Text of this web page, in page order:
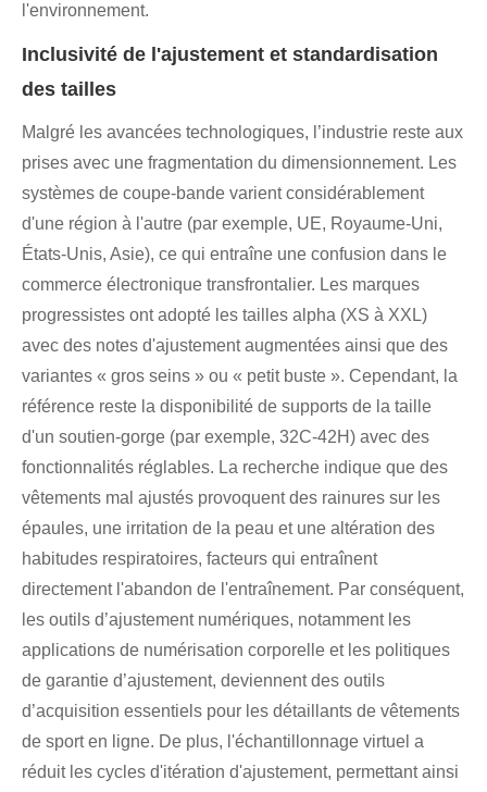
l'environnement.
Inclusivité de l'ajustement et standardisation
des tailles
Malgré les avancées technologiques, l’industrie reste aux
prises avec une fragmentation du dimensionnement. Les
systèmes de coupe-bande varient considérablement
d'une région à l'autre (par exemple, UE, Royaume-Uni,
États-Unis, Asie), ce qui entraîne une confusion dans le
commerce électronique transfrontalier. Les marques
progressistes ont adopté les tailles alpha (XS à XXL)
avec des notes d'ajustement augmentées ainsi que des
variantes « gros seins » ou « petit buste ». Cependant, la
référence reste la disponibilité de supports de la taille
d'un soutien-gorge (par exemple, 32C-42H) avec des
fonctionnalités réglables. La recherche indique que des
vêtements mal ajustés provoquent des rainures sur les
épaules, une irritation de la peau et une altération des
habitudes respiratoires, facteurs qui entraînent
directement l'abandon de l'entraînement. Par conséquent,
les outils d’ajustement numériques, notamment les
applications de numérisation corporelle et les politiques
de garantie d’ajustement, deviennent des outils
d’acquisition essentiels pour les détaillants de vêtements
de sport en ligne. De plus, l'échantillonnage virtuel a
réduit les cycles d'itération d'ajustement, permettant ainsi